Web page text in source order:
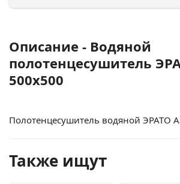
Описание - Водяной
полотенцесушитель
500x500
Полотенцесушитель водяной ЭРАТО
Также ищут